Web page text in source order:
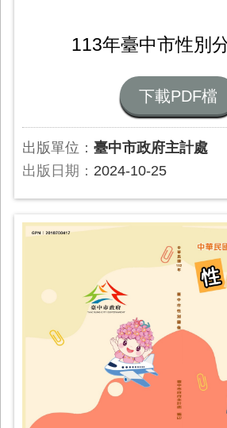
113年臺中市性別
下載PDF檔
出版單位： 臺中市政府主計處
出版日期： 2024-10-25